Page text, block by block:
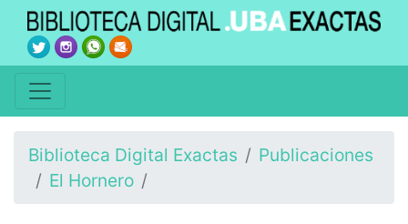
Biblioteca Digital Exactas
Publicaciones
El Hornero